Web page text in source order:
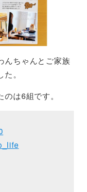
んちゃんとご家族
。
は6組です。